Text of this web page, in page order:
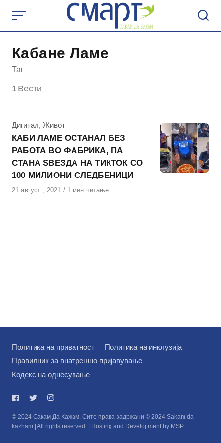
content
Кабане Ламе
Таг
1 Вести
КАтегорија
Дигитал, Живот
КАБИ ЛАМЕ ОСТАНАЛ БЕЗ
РАБОТА ВО ФАБРИКА, ПА
СТАНА ЅВЕЗДА НА ТИКТОК СО
100 МИЛИОНИ СЛЕДБЕНИЦИ
Објавено
21 август , 2021 1 мин читање
Политика на приватност
Политика на инклузија
Правилник за внатрешно пријавување
Кодекс на однесување
© 2024 Сакам Да Кажам. Сите права задржани © 2024 Sakam da
kazham | All rights reserved. | Hosting and Development by MSP